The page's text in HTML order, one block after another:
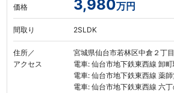
価格 3,980万円
間取り 2SLDK
住所／
アクセス
宮城県仙台市若林区中倉２丁目
電車: 仙台市地下鉄東西線 卸
電車: 仙台市地下鉄東西線 薬
電車: 仙台市地下鉄東西線 六